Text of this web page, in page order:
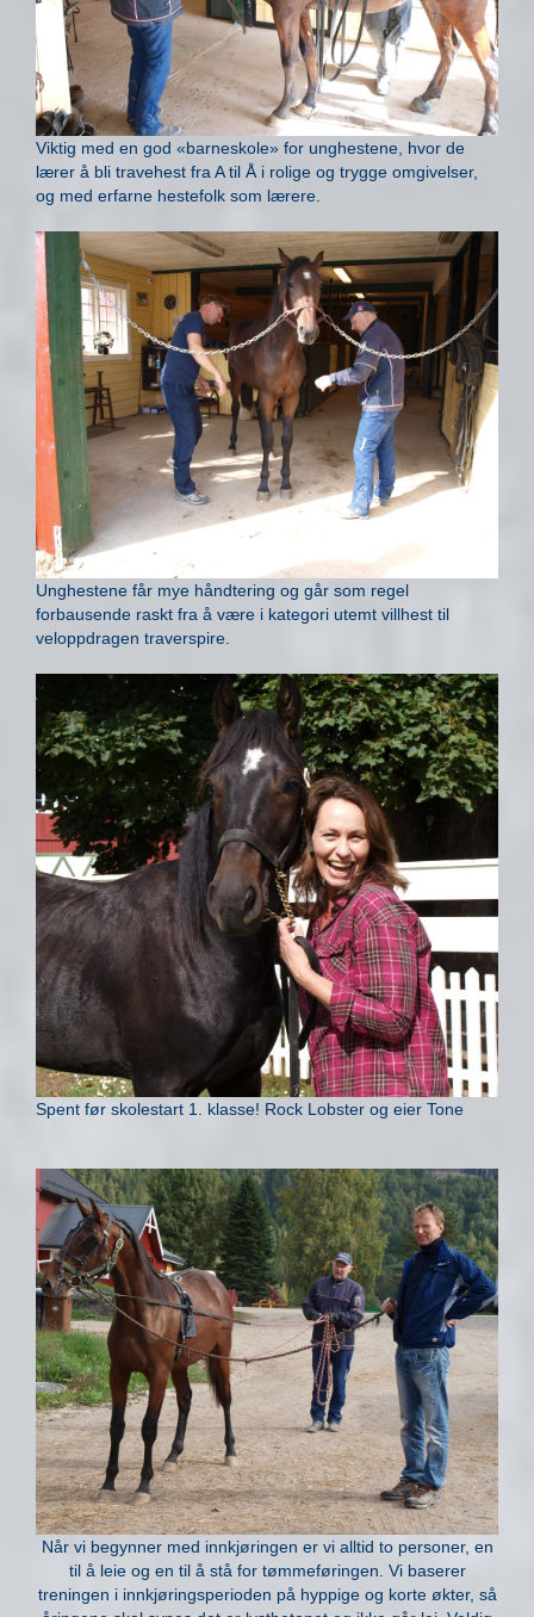
Viktig med en god «barneskole» for unghestene, hvor de
lærer å bli travehest fra A til Å i rolige og trygge omgivelser,
og med erfarne hestefolk som lærere.
Unghestene får mye håndtering og går som regel
forbausende raskt fra å være i kategori utemt villhest til
veloppdragen traverspire.
Spent før skolestart 1. klasse! Rock Lobster og eier Tone
Når vi begynner med innkjøringen er vi alltid to personer, en
til å leie og en til å stå for tømmeføringen. Vi baserer
treningen i innkjøringsperioden på hyppige og korte økter, så